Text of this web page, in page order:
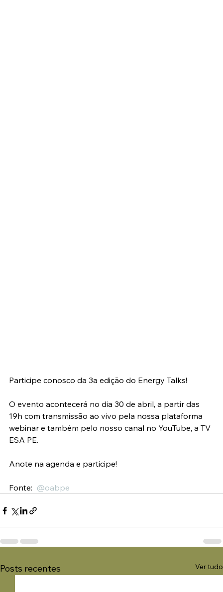
Participe conosco da 3a edição do Energy Talks!
O evento acontecerá no dia 30 de abril, a partir das
19h com transmissão ao vivo pela nossa plataforma
webinar e também pelo nosso canal no YouTube, a TV
ESA PE.
Anote na agenda e participe!
Fonte: @oabpe
Posts recentes Ver tudo